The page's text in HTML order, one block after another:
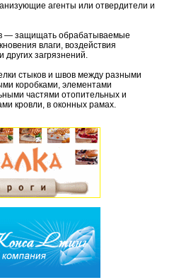
агенты или отвердители и
— защищать обрабатываемые
влаги, воздействия
загрязнений.
стыков и швов между разными
коробками, элементами
частями отопительных и
кровли, в оконных рамах.